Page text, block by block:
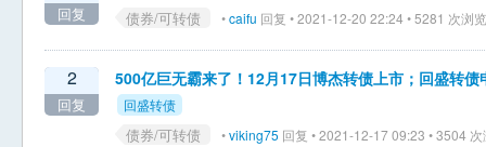
回复 债券/可转债 •caifu 回复 • 2021-12-20 22:24 • 5281 次浏览
2
回复
500亿巨无霸来了！12月17日博杰转债上市；回盛转债
回盛转债
债券/可转债 •viking75 回复 • 2021-12-17 09:23 • 3504